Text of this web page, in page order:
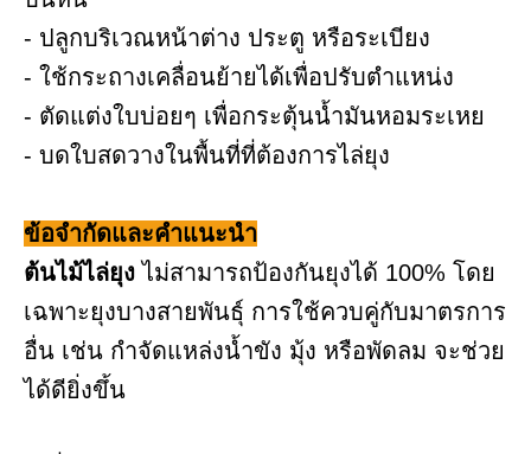
- ปลูกบริเวณหน้าต่าง ประตู หรือระเบียง
- ใช้กระถางเคลื่อนย้ายได้เพื่อปรับตำแหน่ง
- ตัดแต่งใบบ่อยๆ เพื่อกระตุ้นน้ำมันหอมระเหย
- บดใบสดวางในพื้นที่ที่ต้องการไล่ยุง
ข้อจำกัดและคำแนะนำ
ต้นไม้ไล่ยุง ไม่สามารถป้องกันยุงได้ 100% โดย
เฉพาะยุงบางสายพันธุ์ การใช้ควบคู่กับมาตรการ
อื่น เช่น กำจัดแหล่งน้ำขัง มุ้ง หรือพัดลม จะช่วย
ได้ดียิ่งขึ้น